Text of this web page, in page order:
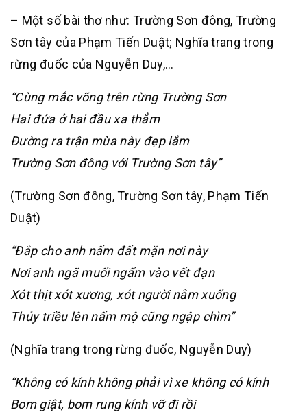
– Một số bài thơ như: Trường Sơn đông, Trường
Sơn tây của Phạm Tiến Duật; Nghĩa trang trong
rừng đuốc của Nguyễn Duy,…
“Cùng mắc võng trên rừng Trường Sơn
Hai đứa ở hai đầu xa thẳm
Ðường ra trận mùa này đẹp lắm
Trường Sơn đông với Trường Sơn tây”
(Trường Sơn đông, Trường Sơn tây, Phạm Tiến
Duật)
“Ðắp cho anh nấm đất mặn nơi này
Nơi anh ngã muối ngấm vào vết đạn
Xót thịt xót xương, xót người nằm xuống
Thủy triều lên nấm mộ cũng ngập chìm”
(Nghĩa trang trong rừng đuốc, Nguyễn Duy)
“Không có kính không phải vì xe không có kính
Bom giật, bom rung kính vỡ đi rồi